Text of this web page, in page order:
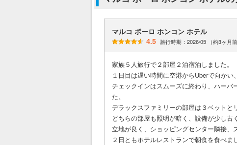
マルコ ポーロ ホンコン ホテル
4.5 旅行時期：2026/05 （約3ヶ月前
家族５人旅行で２部屋２泊宿泊しました。
１日目は遅い時間に空港からUberで向かい
チェックインはスムーズに終わり、ハー
た。
デラックスファミリーの部屋は３ベットと
どちらの部屋も照明が暗く、設備が少し古
立地が良く、ショッピングセンター隣接、
２日ともホテルレストランで朝食を食べま